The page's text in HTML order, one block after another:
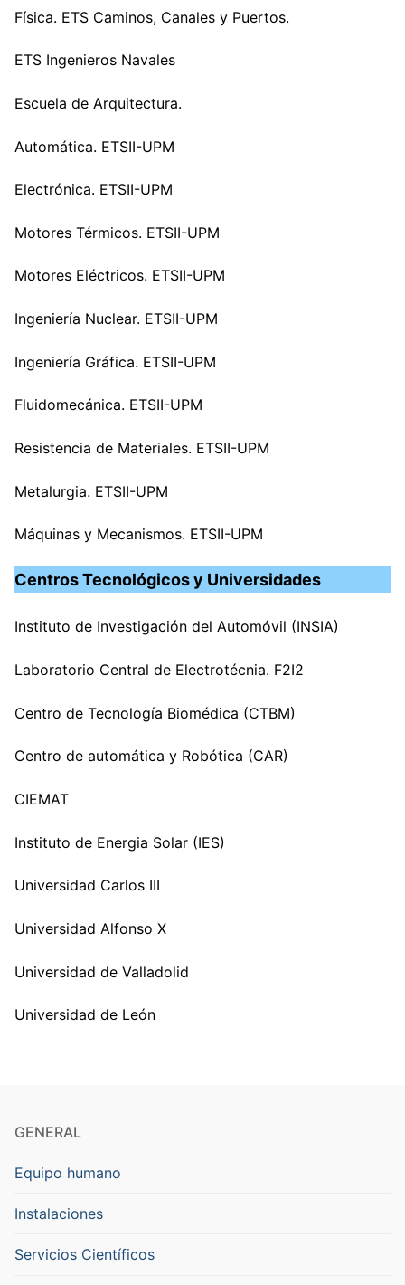
Física. ETS Caminos, Canales y Puertos.
ETS Ingenieros Navales
Escuela de Arquitectura.
Automática. ETSII-UPM
Electrónica. ETSII-UPM
Motores Térmicos. ETSII-UPM
Motores Eléctricos. ETSII-UPM
Ingeniería Nuclear. ETSII-UPM
Ingeniería Gráfica. ETSII-UPM
Fluidomecánica. ETSII-UPM
Resistencia de Materiales. ETSII-UPM
Metalurgia. ETSII-UPM
Máquinas y Mecanismos. ETSII-UPM
Centros Tecnológicos y Universidades
Instituto de Investigación del Automóvil (INSIA)
Laboratorio Central de Electrotécnia. F2I2
Centro de Tecnología Biomédica (CTBM)
Centro de automática y Robótica (CAR)
CIEMAT
Instituto de Energia Solar (IES)
Universidad Carlos III
Universidad Alfonso X
Universidad de Valladolid
Universidad de León
GENERAL
Equipo humano
Instalaciones
Servicios Científicos